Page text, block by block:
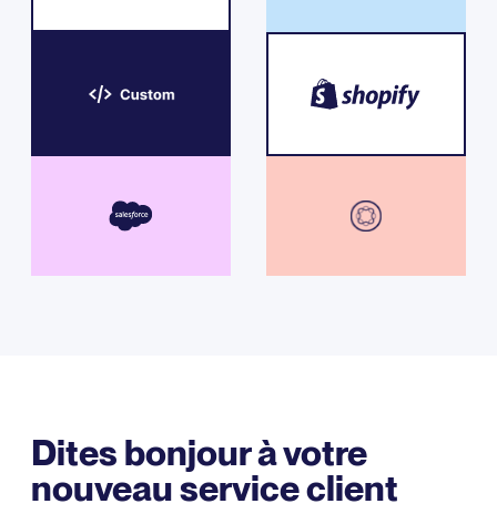
Dites bonjour à votre
nouveau service client